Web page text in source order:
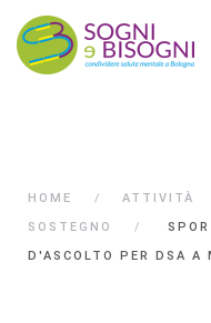
HOME ATTIVITÀ
SOSTEGNO
D'ASCOLTO PER DSA A